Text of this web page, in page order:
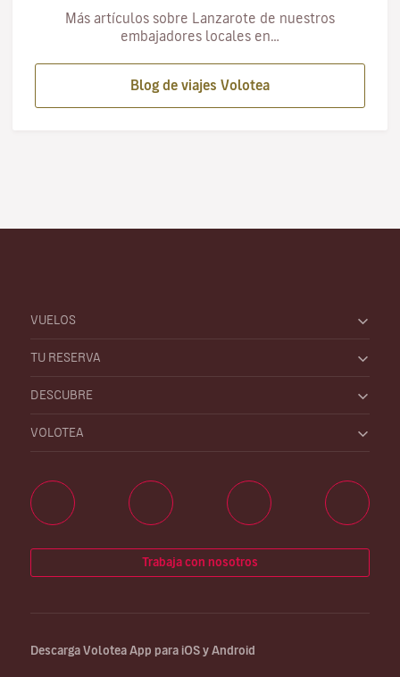
Más artículos sobre Lanzarote de nuestros
embajadores locales en…
Blog de viajes Volotea
VUELOS
TU RESERVA
DESCUBRE
VOLOTEA
Trabaja con nosotros
Descarga Volotea App para iOS y Android